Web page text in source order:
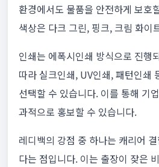
환경에서도 물품을 안전하게 보호
색상은 다크 그린, 핑크, 크림 화이
인쇄는 에폭시인쇄 방식으로 진행
따라 실크인쇄, UV인쇄, 패턴인쇄
선택할 수 있습니다. 이를 통해 기
과적으로 홍보할 수 있습니다.
레디백의 강점 중 하나는 캐리어
다는 점입니다. 이는 출장이 잦은